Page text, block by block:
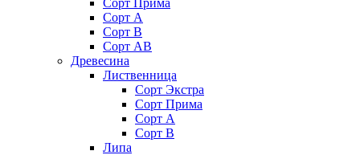
Сорт Прима
Сорт A
Сорт В
Сорт AB
Древесина
Лиственница
Сорт Экстра
Сорт Прима
Сорт А
Сорт В
Липа